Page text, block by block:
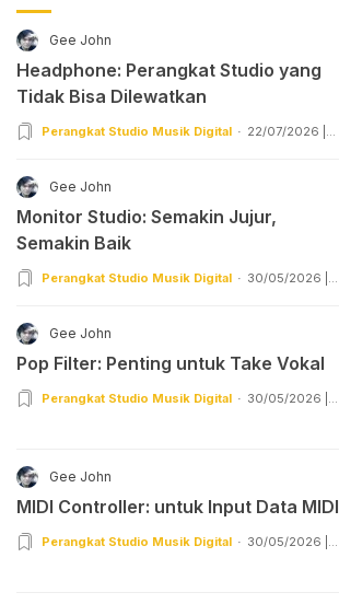
Gee John
Headphone: Perangkat Studio yang
Tidak Bisa Dilewatkan
Perangkat Studio Musik Digital
22/07/2026 |
Gee John
Monitor Studio: Semakin Jujur,
Semakin Baik
Perangkat Studio Musik Digital
30/05/2026 |
Gee John
Pop Filter: Penting untuk Take Vokal
Perangkat Studio Musik Digital
30/05/2026 |
Gee John
MIDI Controller: untuk Input Data MIDI
Perangkat Studio Musik Digital
30/05/2026 |